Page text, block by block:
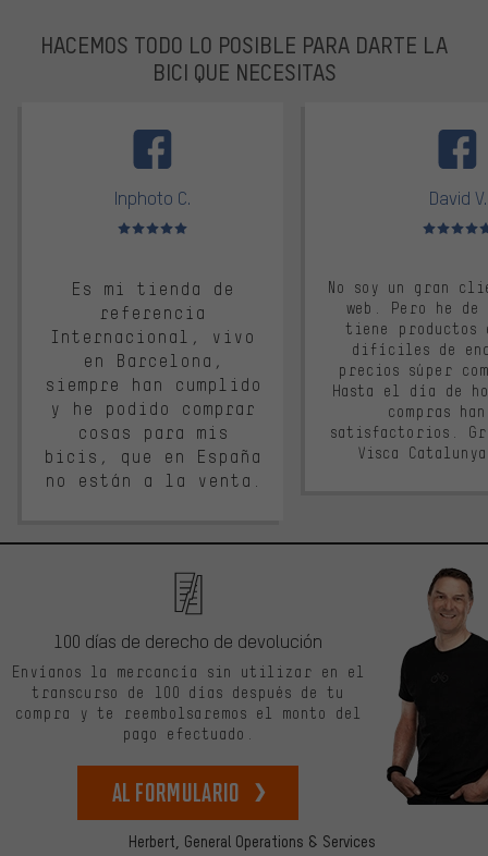
HACEMOS TODO LO POSIBLE PARA DARTE LA
BICI QUE NECESITAS
Inphoto C.
Valoración media: 5 de 5
Es mi tienda de
referencia
Internacional, vivo
en Barcelona,
siempre han cumplido
y he podido comprar
cosas para mis
bicis, que en España
no están a la venta.
David V.
Valoración
No soy un gran
web. Pero he
tiene productos
difíciles de
precios súper
Hasta el día de
compras
satisfactorios.
Visca
Herbert, General Operations & Services
100 días de derecho de devolución
Envíanos la mercancía sin utilizar en el
transcurso de 100 días después de tu
compra y te reembolsaremos el monto del
pago efectuado.
Al formulario